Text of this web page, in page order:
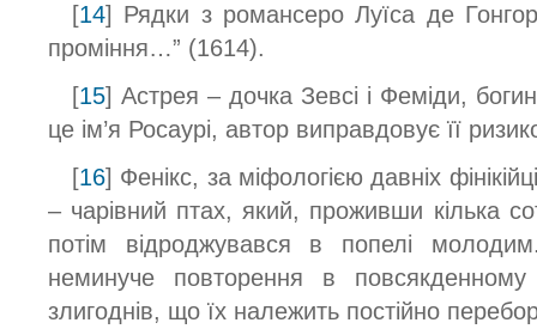
[14] Рядки з романсеро Луїса де
проміння…” (1614).
[15] Астрея – дочка Зевсі і Феміди,
це ім’я Росаурі, автор виправдовує її
[16] Фенікс, за міфологією давніх
– чарівний птах, який, проживши кілька
потім відроджувався в попелі
неминуче повторення в повсякденному
злигоднів, що їх належить постійно